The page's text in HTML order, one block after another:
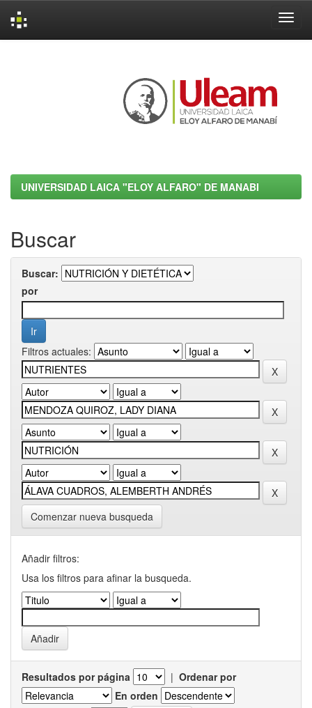
UNIVERSIDAD LAICA "ELOY ALFARO" DE MANABI
Buscar
Buscar:
por
Filtros actuales:
Comenzar nueva busqueda
Añadir filtros:
Usa los filtros para afinar la busqueda.
Resultados por página | Ordenar por
En orden